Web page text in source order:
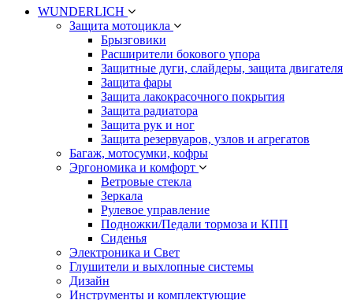
WUNDERLICH
Защита мотоцикла
Брызговики
Расширители бокового упора
Защитные дуги, слайдеры, защита двигателя
Защита фары
Защита лакокрасочного покрытия
Защита радиатора
Защита рук и ног
Защита резервуаров, узлов и агрегатов
Багаж, мотосумки, кофры
Эргономика и комфорт
Ветровые стекла
Зеркала
Рулевое управление
Подножки/Педали тормоза и КПП
Сиденья
Электроника и Свет
Глушители и выхлопные системы
Дизайн
Инструменты и комплектующие